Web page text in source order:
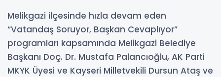
Melikgazi ilçesinde hızla devam eden
“Vatandaş Soruyor, Başkan Cevaplıyor”
programları kapsamında Melikgazi Belediye
Başkanı Doç. Dr. Mustafa Palancıoğlu, AK Parti
MKYK Üyesi ve Kayseri Milletvekili Dursun Ataş ve